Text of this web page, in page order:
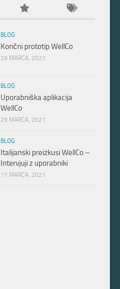
BLOG
Končni prototip WellCo
29 MARCA, 2021
BLOG
Uporabniška aplikacija
WellCo
29 MARCA, 2021
BLOG
Italijanski preizkusi WellCo –
Intervjuji z uporabniki
17 MARCA, 2021